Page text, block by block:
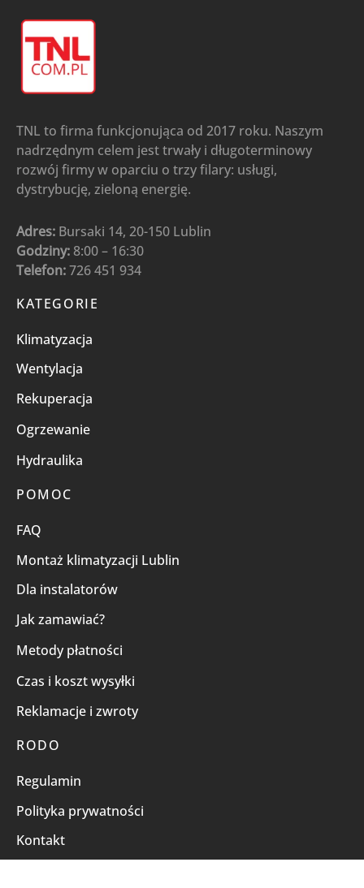
TNL to firma funkcjonująca od 2017 roku. Naszym
nadrzędnym celem jest trwały i długoterminowy
rozwój firmy w oparciu o trzy filary: usługi,
dystrybucję, zieloną energię.
Adres: Bursaki 14, 20-150 Lublin
Godziny: 8:00 – 16:30
Telefon:726 451 934
KATEGORIE
Klimatyzacja
Wentylacja
Rekuperacja
Ogrzewanie
Hydraulika
POMOC
FAQ
Montaż klimatyzacji Lublin
Dla instalatorów
Jak zamawiać?
Metody płatności
Czas i koszt wysyłki
Reklamacje i zwroty
RODO
Regulamin
Polityka prywatności
Kontakt